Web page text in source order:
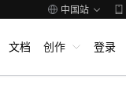
中国站
文档 创作 登录